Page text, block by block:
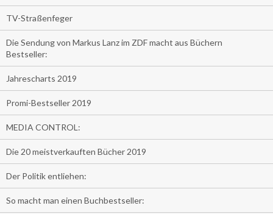
TV-Straßenfeger
Die Sendung von Markus Lanz im ZDF macht aus Büchern
Bestseller:
Jahrescharts 2019
Promi-Bestseller 2019
MEDIA CONTROL:
Die 20 meistverkauften Bücher 2019
Der Politik entliehen:
So macht man einen Buchbestseller: